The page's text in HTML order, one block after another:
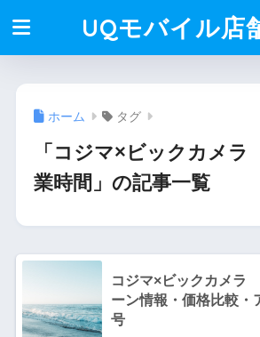
UQモバイル店
ホーム タグ
「コジマ×ビックカメ
業時間」の記事一覧
コジマ×ビックカメラ
ーン情報・価格比較・
号